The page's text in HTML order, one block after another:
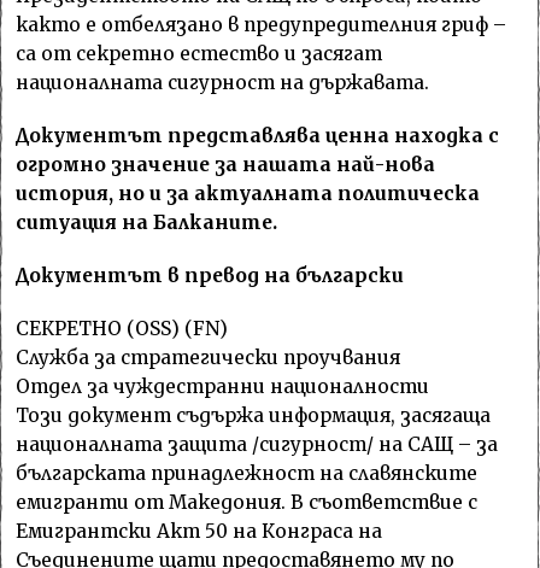
както е отбелязано в предупредителния гриф –
са от секретно естество и засягат
националната сигурност на държавата.
Документът представлява ценна находка с
огромно значение за нашата най-нова
история, но и за актуалната политическа
ситуация на Балканите.
Документът в превод на български
СЕКРЕТНО (OSS) (FN)
Служба за стратегически проучвания
Отдел за чуждестранни националности
Този документ съдържа информация, засягаща
националната защита /сигурност/ на САЩ – за
българската принадлежност на славянските
емигранти от Македония. В съответствие с
Емигрантски Акт 50 на Конграса на
Съединените щати предоставянето му по